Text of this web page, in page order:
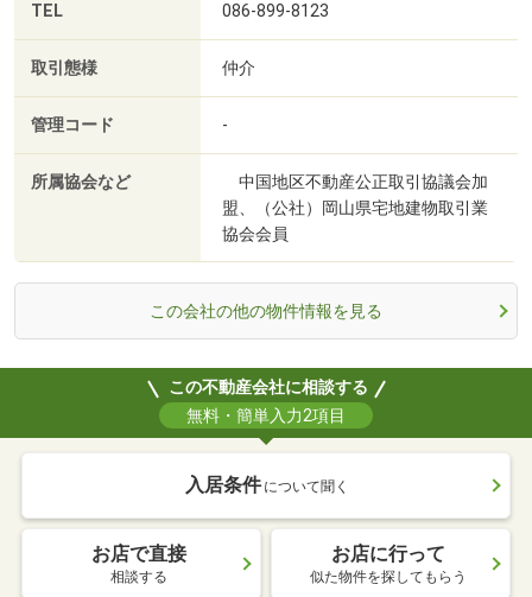
TEL 086-899-8123
取引態様 仲介
管理コード -
所属協会など
中国地区不動産公正取引協議会加
盟、（公社）岡山県宅地建物取引業
協会会員
この会社の他の物件情報を見る
この不動産会社に相談する
無料・簡単入力2項目
入居条件 について聞く
お店で直接
相談する
お店に行って
似た物件を探してもらう